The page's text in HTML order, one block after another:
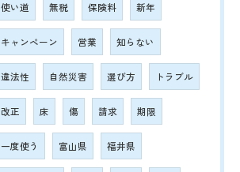
使い道 無税 保険料 新年
キャンペーン 営業 知らない
違法性 自然災害 選び方 トラブル
改正 床 傷 請求 期限
一度使う 富山県 福井県